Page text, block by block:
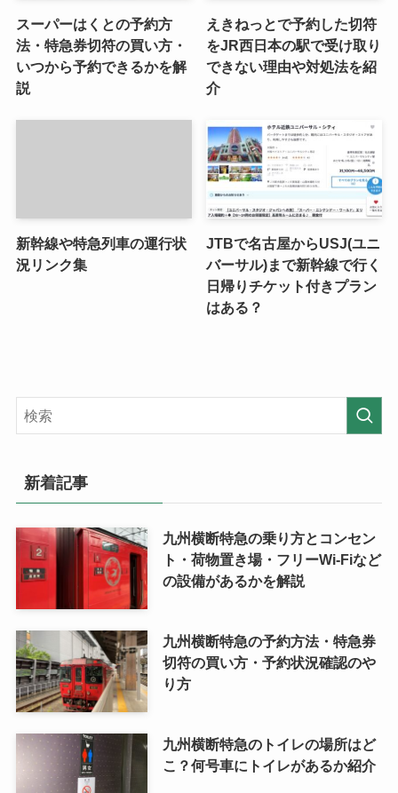
スーパーはくとの予約方
法・特急券切符の買い方・
いつから予約できるかを解
説
えきねっとで予約した切符
をJR西日本の駅で受け取り
できない理由や対処法を紹
介
新幹線や特急列車の運行状
況リンク集
JTBで名古屋からUSJ(ユニ
バーサル)まで新幹線で行く
日帰りチケット付きプラン
はある？
新着記事
九州横断特急の乗り方とコンセン
ト・荷物置き場・フリーWi-Fiなど
の設備があるかを解説
九州横断特急の予約方法・特急券
切符の買い方・予約状況確認のや
り方
九州横断特急のトイレの場所はど
こ？何号車にトイレがあるか紹介